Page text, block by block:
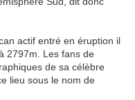
actif entré en éruption il
2797m. Les fans de
de sa célèbre
lieu sous le nom de